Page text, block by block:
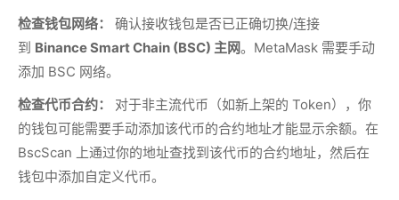
检查钱包网络：
确认接收钱包是否已正确切换/连接
到 Binance Smart Chain (BSC) 主网。MetaMask 需要手动
添加 BSC 网络。
检查代币合约：
对于非主流代币（如新上架的 Token），你
的钱包可能需要手动添加该代币的合约地址才能显示余额。在
BscScan 上通过你的地址查找到该代币的合约地址，然后在
钱包中添加自定义代币。